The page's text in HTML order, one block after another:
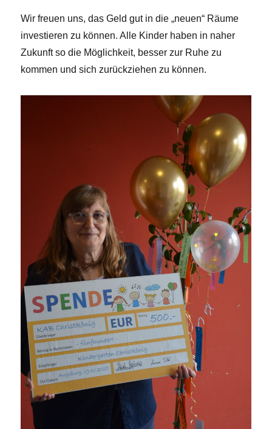
Wir freuen uns, das Geld gut in die „neuen“ Räume
investieren zu können. Alle Kinder haben in naher
Zukunft so die Möglichkeit, besser zur Ruhe zu
kommen und sich zurückziehen zu können.